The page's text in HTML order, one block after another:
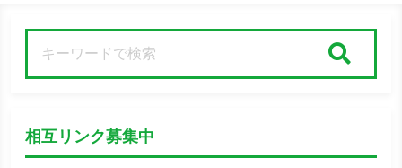
相互リンク募集中